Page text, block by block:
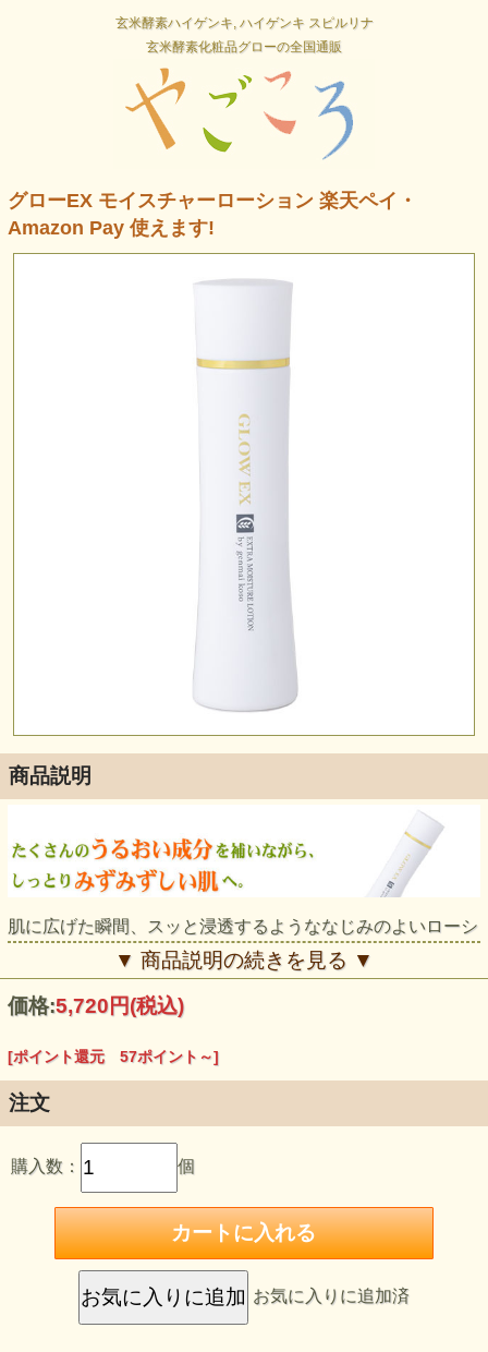
玄米酵素ハイゲンキ, ハイゲンキ スピルリナ
玄米酵素化粧品グローの全国通販
グローEX モイスチャーローション 楽天ペイ・
Amazon Pay 使えます!
商品説明
肌に広げた瞬間、スッと浸透するようななじみのよいローシ
ョン。とてもみずみずしい感触なのに、なじませた後の肌は
ふっくら、もっちり。
玄米や豆、酵母…からとれた美容成分が、キメのひとつひと
つにうるおいを与え、健やかな素肌美を育みます。
＜使用方法＞
手のひらまたはコットンに適量（500円硬貨大）をとり、や
を両手のひらで包み込み、しっかりなじませます。
安全性へのこだわり
グローEXは、石油成分不使用を実現しました。石油由来成
分は使用しておりません。全ての原料は、抽出や保存におい
ても、石油由来成分を使用していません。
▼ 商品説明の続きを見る ▼
価格:5,720円(税込)
[ポイント還元 57ポイント～]
注文
購入数： 個
お気に入りに追加済